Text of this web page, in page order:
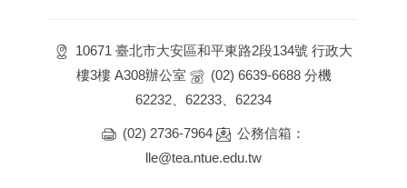
10671 臺北市大安區和平東路2段134號 行政大
樓3樓 A308辦公室
(02) 6639-6688 分機
62232、62233、62234
(02) 2736-7964
公務信箱：
lle@tea.ntue.edu.tw